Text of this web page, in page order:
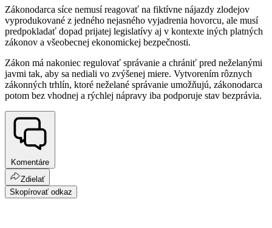
Zákonodarca síce nemusí reagovať na fiktívne nájazdy zlodejov
vyprodukované z jedného nejasného vyjadrenia hovorcu, ale musí
predpokladať dopad prijatej legislatívy aj v kontexte iných platných
zákonov a všeobecnej ekonomickej bezpečnosti.
Zákon má nakoniec regulovať správanie a chrániť pred neželanými
javmi tak, aby sa nediali vo zvýšenej miere. Vytvorením rôznych
zákonných trhlín, ktoré neželané správanie umožňujú, zákonodarca
potom bez vhodnej a rýchlej nápravy iba podporuje stav bezprávia.
Komentáre
Zdielať
Skopírovať odkaz